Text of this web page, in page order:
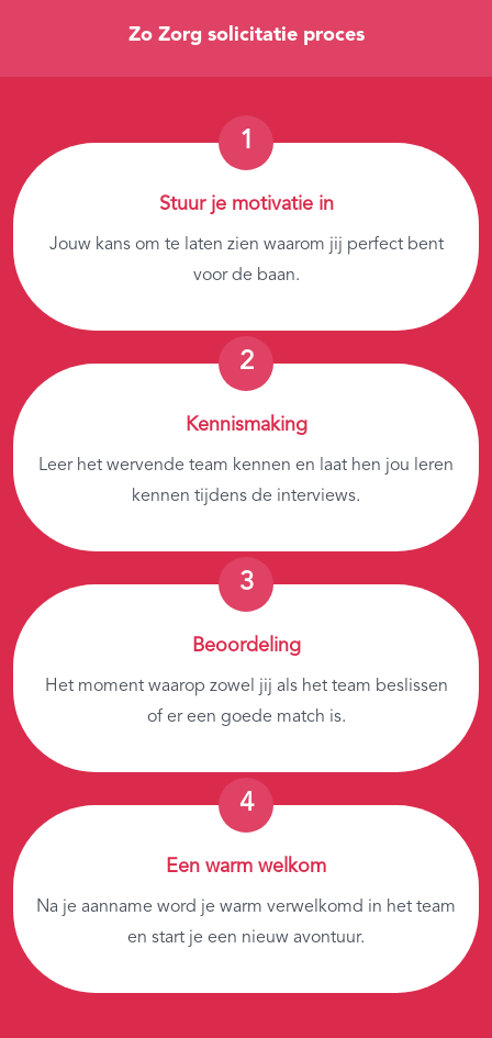
Zo Zorg solicitatie proces
Stuur je motivatie in
Jouw kans om te laten zien waarom jij perfect bent
voor de baan.
Kennismaking
Leer het wervende team kennen en laat hen jou leren
kennen tijdens de interviews.
Beoordeling
Het moment waarop zowel jij als het team beslissen
of er een goede match is.
Een warm welkom
Na je aanname word je warm verwelkomd in het team
en start je een nieuw avontuur.